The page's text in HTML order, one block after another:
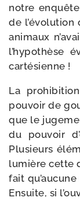
notre
de
ani­maux
l’hypothèse
cartésienne !
La
pou­voir de
que le
du pou­voir
Plusieurs
lumière cette
fait
Ensuite, si